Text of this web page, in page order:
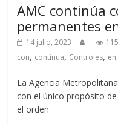
AMC continúa
permanentes
14 julio, 2023
con, continua, Controles,
La Agencia
con el único propósito
el orden